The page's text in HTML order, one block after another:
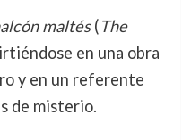
maltés(The
en una obra
y en un referente
de misterio.